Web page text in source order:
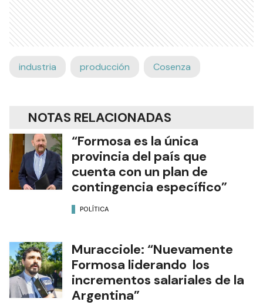
industria producción Cosenza
NOTAS RELACIONADAS
“Formosa es la única
provincia del país que
cuenta con un plan de
contingencia específico”
POLÍTICA
Muracciole: “Nuevamente
Formosa liderando los
incrementos salariales de la
Argentina”